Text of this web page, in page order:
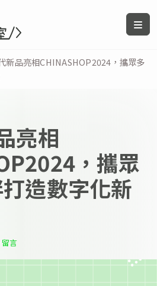
新品亮相CHINASHOP2024，攜眾多
留言
亮相
，攜眾
造數字化新